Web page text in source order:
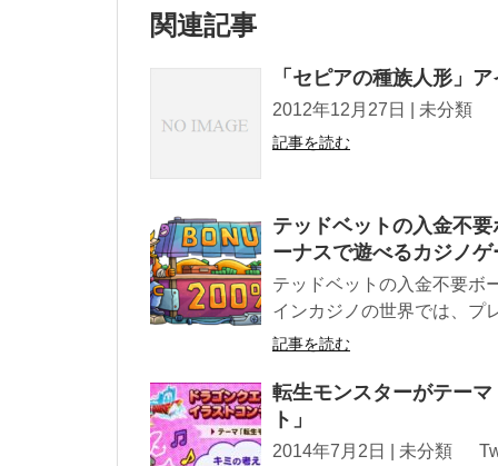
関連記事
「セピアの種族人形」
2012年12月27日 | 未分類
記事を読む
テッドベットの入金不
ーナスで遊べるカジノゲ
テッドベットの入金不要ボ
インカジノの世界では、プ
記事を読む
転生モンスターがテー
ト」
2014年7月2日 | 未分類